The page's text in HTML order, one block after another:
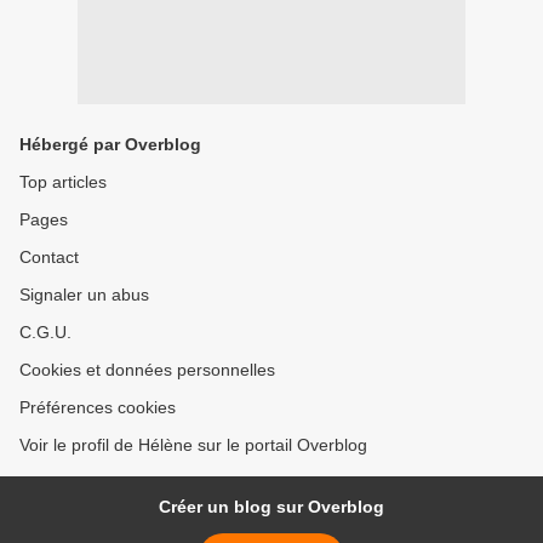
Hébergé par Overblog
Top articles
Pages
Contact
Signaler un abus
C.G.U.
Cookies et données personnelles
Préférences cookies
Voir le profil de Hélène sur le portail Overblog
Créer un blog sur Overblog